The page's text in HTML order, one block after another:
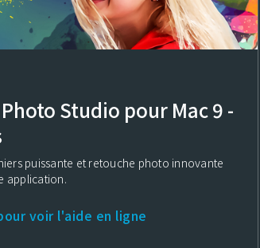
Photo Studio pour Mac 9 -
puissante et retouche photo innovante
application.
voir l'aide en ligne